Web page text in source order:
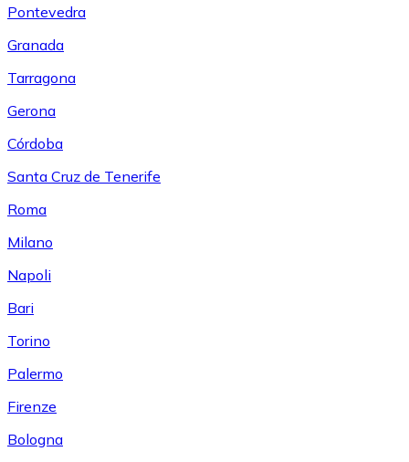
Pontevedra
Granada
Tarragona
Gerona
Córdoba
Santa Cruz de Tenerife
Roma
Milano
Napoli
Bari
Torino
Palermo
Firenze
Bologna